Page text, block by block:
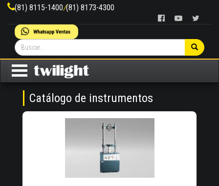
(81) 8115-1400/(81) 8173-4300
Catálogo de instrumentos